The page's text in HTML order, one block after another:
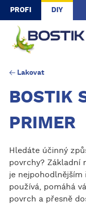
Skip to main content
PROFI DIY
Lakovat
BOSTIK
PRIMER
Hledáte účinný
povrchy? Základní
je nejpohodlnějším
používá, pomáhá
povrch a přesně